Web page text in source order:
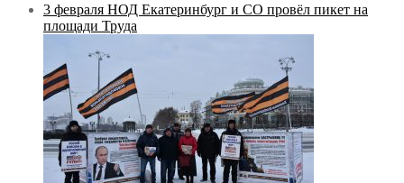
3 февраля НОД Екатеринбург и СО провёл пикет на
площади Труда